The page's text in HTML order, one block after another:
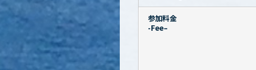
参加料金
-Fee–